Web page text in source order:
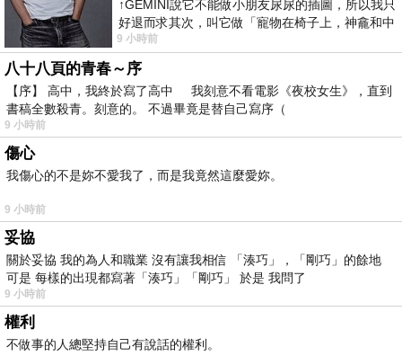
↑GEMINI說它不能做小朋友尿尿的插圖，所以我只
好退而求其次，叫它做「寵物在椅子上，神龕和中
年人臉孔」的畫了。 六月底
9 小時前
八十八頁的青春～序
【序】 高中，我終於寫了高中 我刻意不看電影《夜校女生》，直到
書稿全數殺青。刻意的。 不過畢竟是替自己寫序（
9 小時前
傷心
我傷心的不是妳不愛我了，而是我竟然這麼愛妳。
9 小時前
妥協
關於妥協 我的為人和職業 沒有讓我相信 「湊巧」，「剛巧」的餘地
可是 每樣的出現都寫著「湊巧」「剛巧」 於是 我問了
9 小時前
權利
不做事的人總堅持自己有說話的權利。